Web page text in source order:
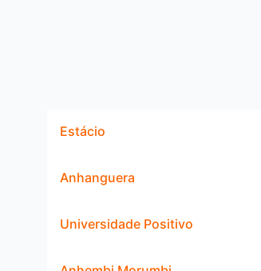
Estácio
Anhanguera
Universidade Positivo